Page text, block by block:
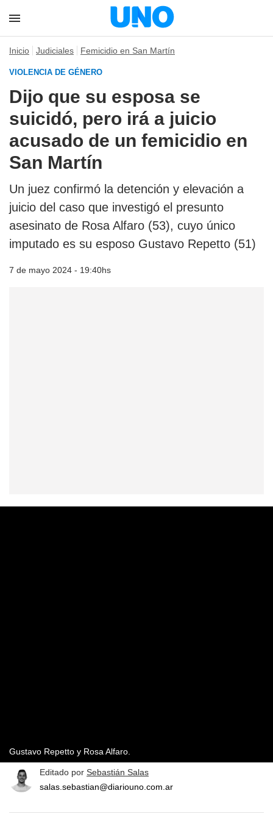
Inicio Judiciales Femicidio en San Martín
VIOLENCIA DE GÉNERO
Dijo que su esposa se
suicidó, pero irá a juicio
acusado de un femicidio en
San Martín
Un juez confirmó la detención y elevación a
juicio del caso que investigó el presunto
asesinato de Rosa Alfaro (53), cuyo único
imputado es su esposo Gustavo Repetto (51)
7 de mayo 2024 - 19:40hs
Gustavo Repetto y Rosa Alfaro.
Editado por Sebastián Salas
salas.sebastian@diariouno.com.ar